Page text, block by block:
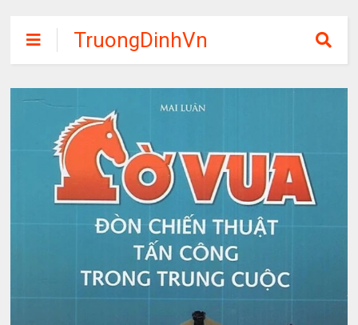
TruongDinhVn
Chia sẽ ebook,
các khóa học,
phần mềm học
tập miễn phí